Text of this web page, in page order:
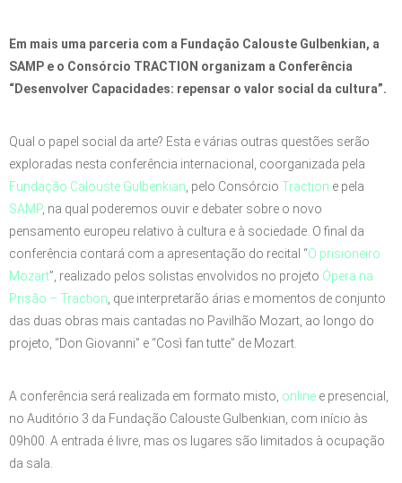
Em mais uma parceria com a Fundação Calouste Gulbenkian, a
SAMP e o Consórcio TRACTION organizam a Conferência
“Desenvolver Capacidades: repensar o valor social da cultura”.
Qual o papel social da arte? Esta e várias outras questões serão
exploradas nesta conferência internacional, coorganizada pela
Fundação Calouste Gulbenkian, pelo Consórcio Traction e pela
SAMP, na qual poderemos ouvir e debater sobre o novo
pensamento europeu relativo à cultura e à sociedade. O final da
conferência contará com a apresentação do recital “O prisioneiro
Mozart”, realizado pelos solistas envolvidos no projeto Ópera na
Prisão – Traction, que interpretarão árias e momentos de conjunto
das duas obras mais cantadas no Pavilhão Mozart, ao longo do
projeto, “Don Giovanni” e “Così fan tutte” de Mozart.
A conferência será realizada em formato misto, online e presencial,
no Auditório 3 da Fundação Calouste Gulbenkian, com início às
09h00. A entrada é livre, mas os lugares são limitados à ocupação
da sala.